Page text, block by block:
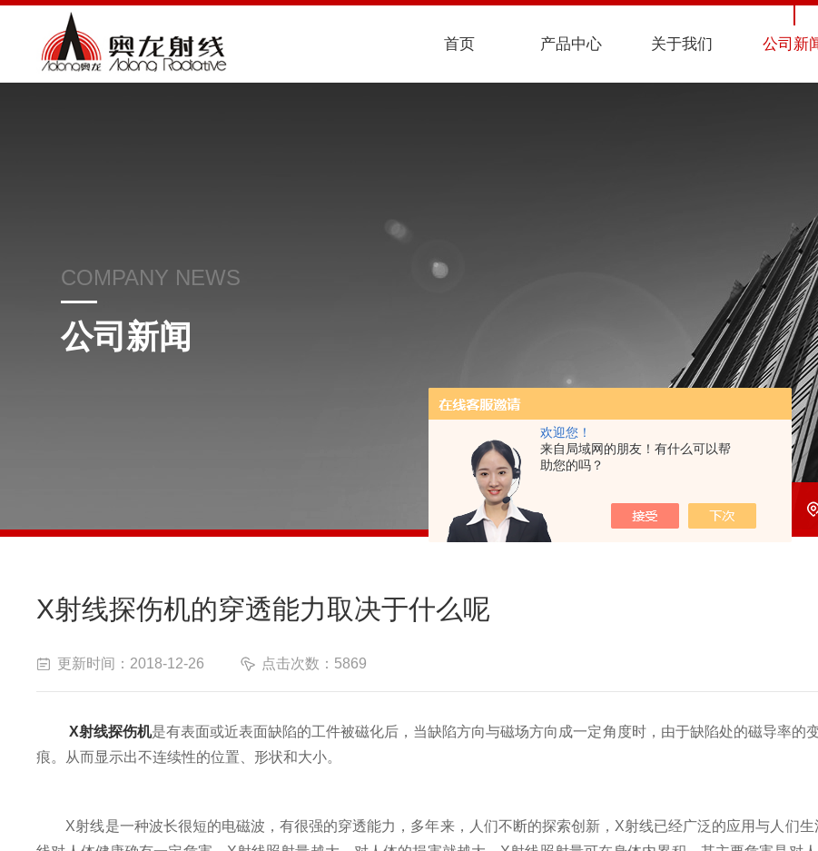
欢迎您！
来自局域网的朋友！有什么可以帮
助您的吗？
首页 产品中心 关于我们 公司新
COMPANY NEWS
公司新闻
X射线探伤机的穿透能力取决于什么呢
更新时间：2018-12-26 点击次数：5869
X射线探伤机是有表面或近表面缺陷的工件被磁化后，当缺陷方向与磁场方向成一定角度时，由于缺陷处的磁导率的
痕。从而显示出不连续性的位置、形状和大小。
X射线是一种波长很短的电磁波，有很强的穿透能力，多年来，人们不断的探索创新，X射线已经广泛的应用与人们